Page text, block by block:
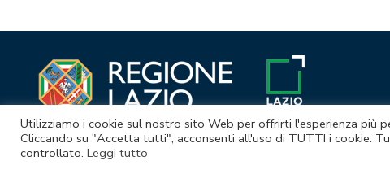
Utilizziamo i cookie sul nostro sito Web per offrirti l'esperienza più
Cliccando su "Accetta tutti", acconsenti all'uso di TUTTI i cookie.
controllato. Leggi tutto